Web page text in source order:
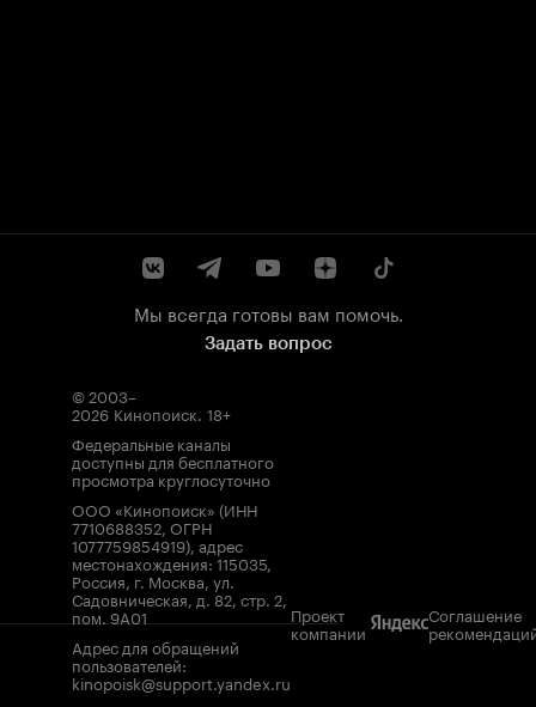
Мы всегда готовы вам помочь.
Задать вопрос
© 2003–
2026 Кинопоиск. 18+
Федеральные каналы
доступны для бесплатного
просмотра круглосуточно
ООО «Кинопоиск» (ИНН
7710688352, ОГРН
1077759854919), адрес
местонахождения: 115035,
Россия, г. Москва, ул.
Садовническая, д. 82, стр. 2,
пом. 9А01
Адрес для обращений
пользователей:
kinopoisk@support.yandex.ru
Проект
компании
Соглашение